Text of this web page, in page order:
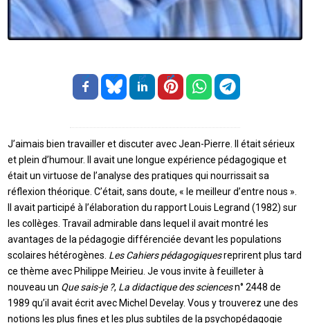
J’aimais bien travailler et discuter avec Jean-Pierre. Il était sérieux
et plein d’humour. Il avait une longue expérience pédagogique et
était un virtuose de l’analyse des pratiques qui nourrissait sa
réflexion théorique. C’était, sans doute, « le meilleur d’entre nous ».
Il avait participé à l’élaboration du rapport Louis Legrand (1982) sur
les collèges. Travail admirable dans lequel il avait montré les
avantages de la pédagogie différenciée devant les populations
scolaires hétérogènes. Les Cahiers pédagogiquesreprirent plus tard
ce thème avec Philippe Meirieu. Je vous invite à feuilleter à
nouveau un Que sais-je ?, La didactique des sciencesn° 2448 de
1989 qu’il avait écrit avec Michel Develay. Vous y trouverez une des
notions les plus fines et les plus subtiles de la psychopédagogie